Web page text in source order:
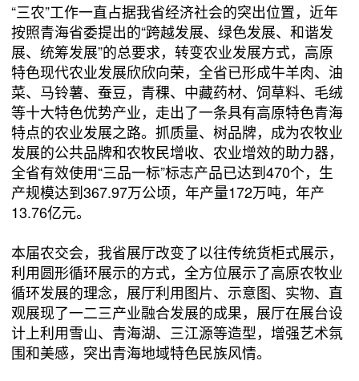
“三农”工作一直占据我省经济社会的突出位置，近年
按照青海省委提出的“跨越发展、绿色发展、和谐发
展、统筹发展”的总要求，转变农业发展方式，高原
特色现代农业发展欣欣向荣，全省已形成牛羊肉、油
菜、马铃薯、蚕豆，青稞、中藏药材、饲草料、毛绒
等十大特色优势产业，走出了一条具有高原特色青海
特点的农业发展之路。抓质量、树品牌，成为农牧业
发展的公共品牌和农牧民增收、农业增效的助力器，
全省有效使用“三品一标”标志产品已达到470个，生
产规模达到367.97万公顷，年产量172万吨，年产
13.76亿元。
本届农交会，我省展厅改变了以往传统货柜式展示，
利用圆形循环展示的方式，全方位展示了高原农牧业
循环发展的理念，展厅利用图片、示意图、实物、直
观展现了一二三产业融合发展的成果，展厅在展台设
计上利用雪山、青海湖、三江源等造型，增强艺术氛
围和美感，突出青海地域特色民族风情。